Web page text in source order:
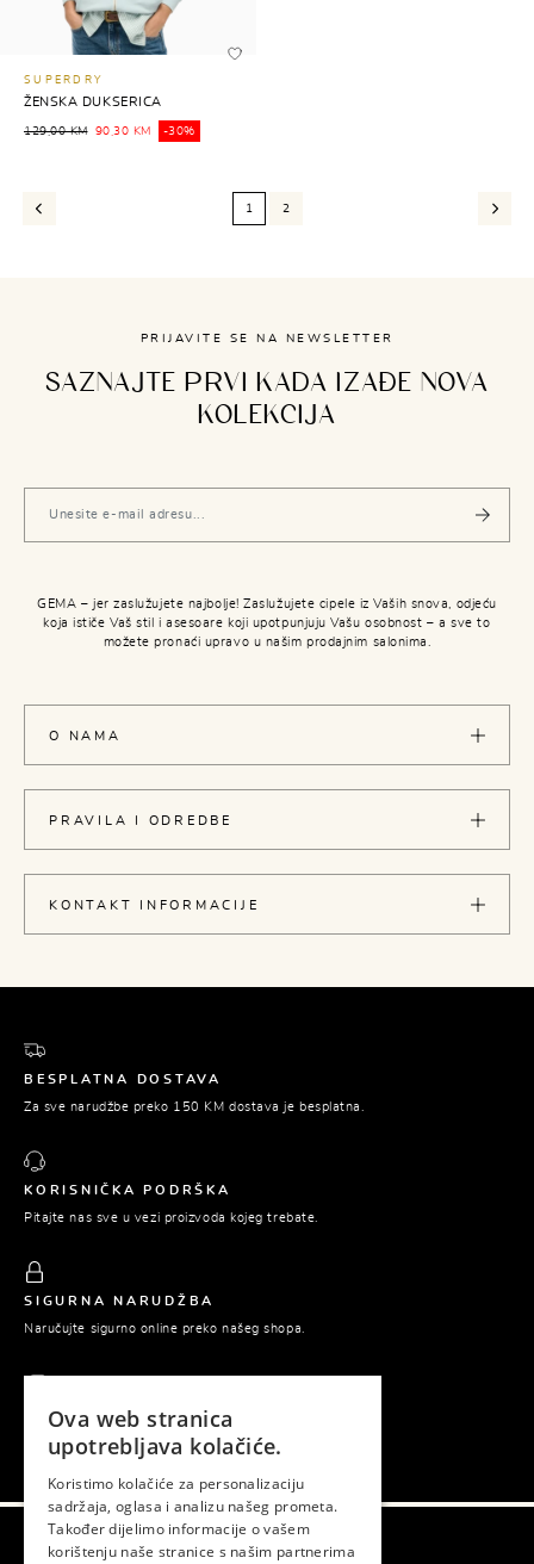
SUPERDRY
ŽENSKA DUKSERICA
129,00 KM 90,30 KM -30%
1 2
PRIJAVITE SE NA NEWSLETTER
SAZNAJTE PRVI KADA IZAĐE NOVA
KOLEKCIJA
GEMA – jer zaslužujete najbolje! Zaslužujete cipele iz Vaših snova, odjeću
koja ističe Vaš stil i asesoare koji upotpunjuju Vašu osobnost – a sve to
možete pronaći upravo u našim prodajnim salonima.
O NAMA
PRAVILA I ODREDBE
KONTAKT INFORMACIJE
BESPLATNA DOSTAVA
Za sve narudžbe preko 150 KM dostava je besplatna.
KORISNIČKA PODRŠKA
Pitajte nas sve u vezi proizvoda kojeg trebate.
SIGURNA NARUDŽBA
Naručujte sigurno online preko našeg shopa.
PLAĆANJE POUZEĆEM
Platite tek prilikom preuzimanja naručene robe.
Ova web stranica
upotrebljava kolačiće.
Koristimo kolačiće za personalizaciju
sadržaja, oglasa i analizu našeg prometa.
Također dijelimo informacije o vašem
korištenju naše stranice s našim partnerima